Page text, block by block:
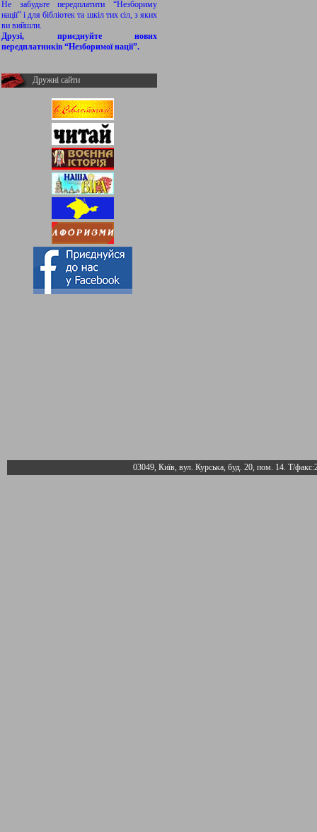
Не забудьте передплатити “Незбориму
нації” і для бібліотек та шкіл тих сіл, з яких
ви вийшли.
Друзі, приєднуйте нових
передплатників “Незборимої нації”.
Дружні сайти
03049, Київ, вул. Курська, буд. 20, пом. 14. Т/